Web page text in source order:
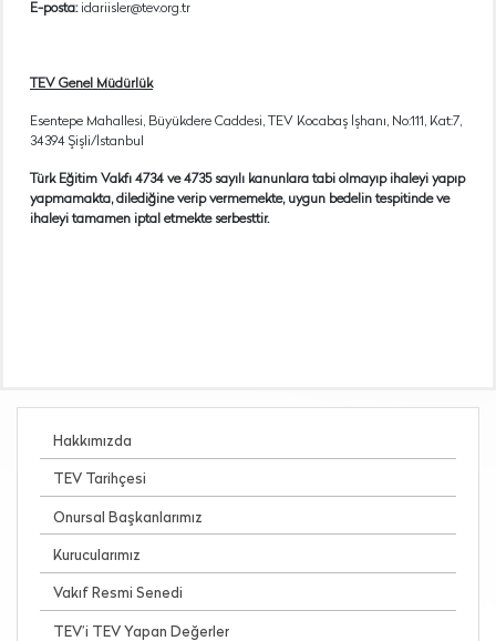
E-posta:idariisler@tev.org.tr
TEV Genel Müdürlük
Esentepe Mahallesi, Büyükdere Caddesi, TEV Kocabaş İşhanı, No:111, Kat:7,
34394 Şişli/İstanbul
Türk Eğitim Vakfı 4734 ve 4735 sayılı kanunlara tabi olmayıp ihaleyi yapıp
yapmamakta, dilediğine verip vermemekte, uygun bedelin tespitinde ve
ihaleyi tamamen iptal etmekte serbesttir.
Hakkımızda
TEV Tarihçesi
Onursal Başkanlarımız
Kurucularımız
Vakıf Resmi Senedi
TEV’i TEV Yapan Değerler